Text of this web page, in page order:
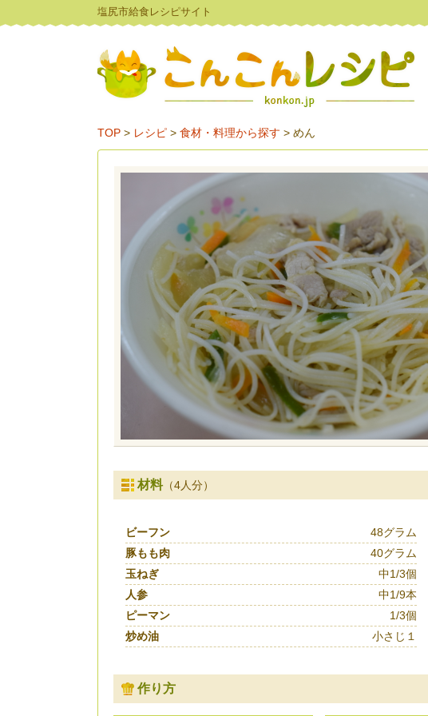
塩尻市給食レシピサイト
TOP > レシピ > 食材・料理から探す > めん
材料（4人分）
ビーフン
48グラム
豚もも肉
40グラム
玉ねぎ
中1/3個
人参
中1/9本
ピーマン
1/3個
炒め油
小さじ１
作り方